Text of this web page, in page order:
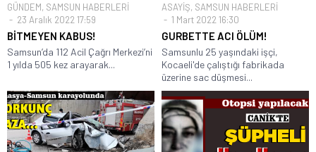
GÜNDEM, SAMSUN HABERLERİ
23 Aralık 2022 17:59
BİTMEYEN KABUS!
Samsun’da 112 Acil Çağrı Merkezi’ni
1 yılda 505 kez arayarak...
ASAYİŞ, SAMSUN HABERLERİ
1 Mart 2022 16:30
GURBETTE ACI ÖLÜM!
Samsunlu 25 yaşındaki işçi,
Kocaeli'de çalıştığı fabrikada
üzerine sac düşmesi...